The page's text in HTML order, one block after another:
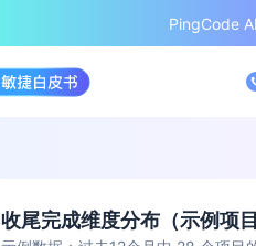
PingCode
收尾完成维度分布（示例项目